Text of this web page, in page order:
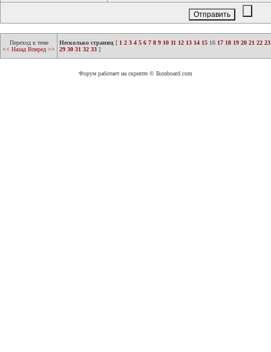
Переход к теме
<< Назад Вперед >>
Несколько страниц [ 1 2 3 4 5 6 7 8 9 10 11 12 13 14 15 16 17 18 19 20 21 22 23
29 30 31 32 33 ]
Форум работает на скрипте © Ikonboard.com